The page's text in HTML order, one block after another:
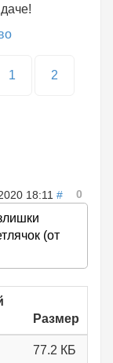
1 2
18:11 # 0
(от
Размер
77.2 КБ